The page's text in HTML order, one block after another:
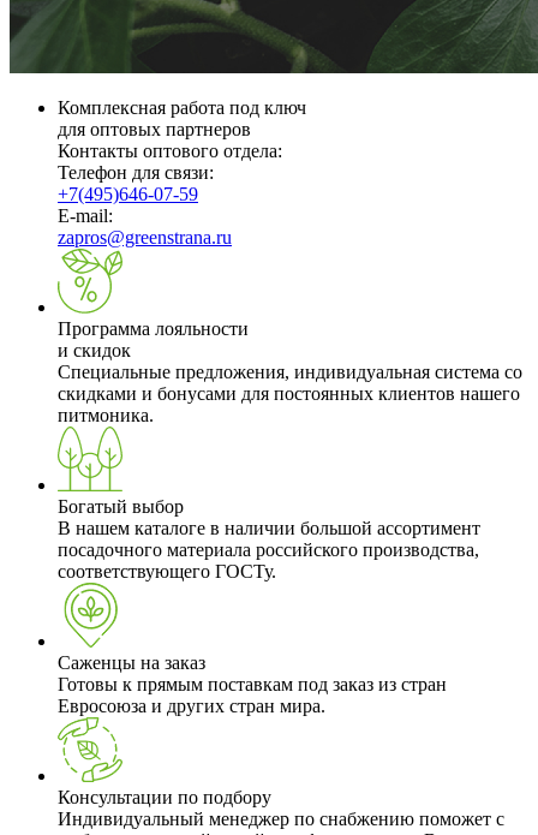
Комплексная работа под ключ
для оптовых партнеров
Контакты оптового отдела:
Телефон для связи:
+7(495)646-07-59
E-mail:
zapros@greenstrana.ru
Программа лояльности
и скидок
Специальные предложения, индивидуальная система со
скидками и бонусами для постоянных клиентов нашего
питмоника.
Богатый выбор
В нашем каталоге в наличии большой ассортимент
посадочного материала российского производства,
соответствующего ГОСТу.
Саженцы на заказ
Готовы к прямым поставкам под заказ из стран
Евросоюза и других стран мира.
Консультации по подбору
Индивидуальный менеджер по снабжению поможет с